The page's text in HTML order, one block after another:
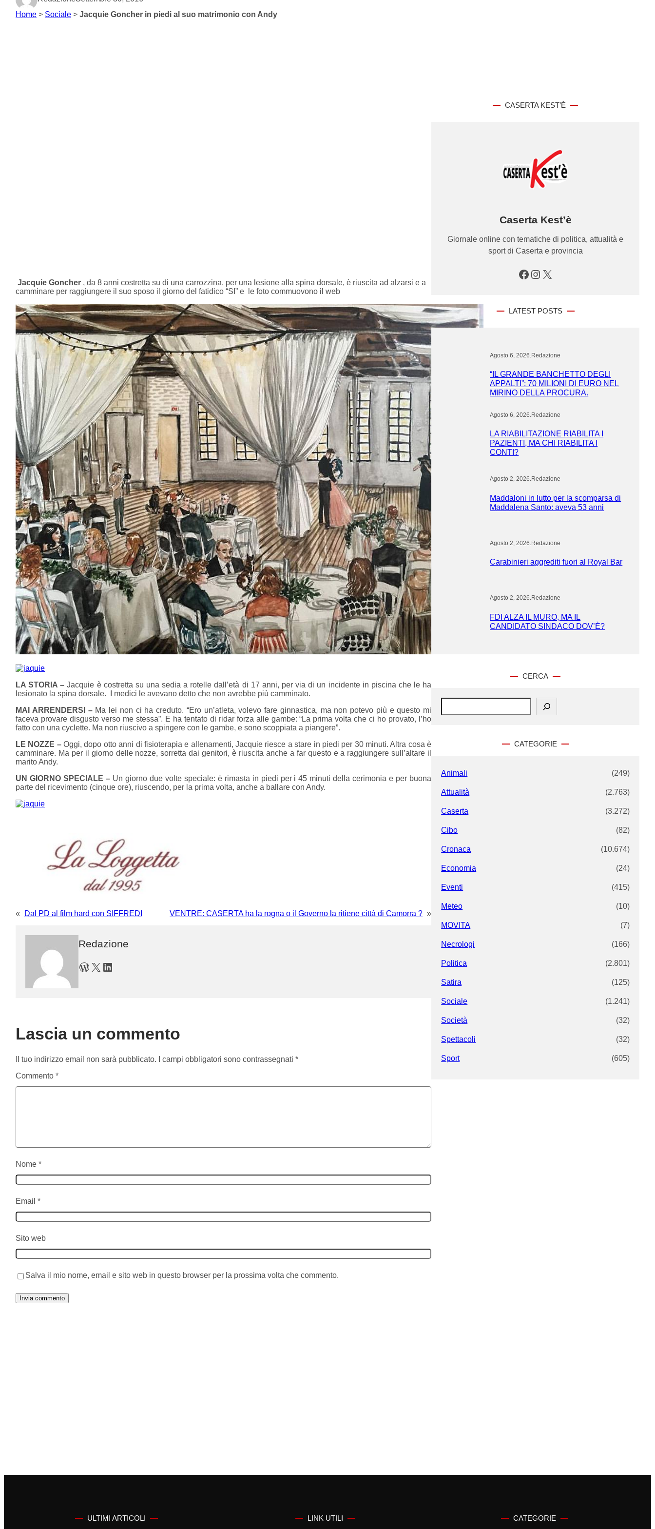
Home > Sociale > Jacquie Goncher in piedi al suo matrimonio con Andy
Jacquie Goncher , da 8 anni costretta su di una carrozzina, per una lesione alla spina dorsale, è riuscita ad alzarsi e a
camminare per raggiungere il suo sposo il giorno del fatidico “SI” e le foto commuovono il web
LA STORIA – Jacquie è costretta su una sedia a rotelle dall’età di 17 anni, per via di un incidente in piscina che le ha
lesionato la spina dorsale. I medici le avevano detto che non avrebbe più camminato.
MAI ARRENDERSI –Ma lei non ci ha creduto. “Ero un’atleta, volevo fare ginnastica, ma non potevo più e questo mi
faceva provare disgusto verso me stessa”. E ha tentato di ridar forza alle gambe: “La prima volta che ci ho provato, l’ho
fatto con una cyclette. Ma non riuscivo a spingere con le gambe, e sono scoppiata a piangere”.
LE NOZZE –Oggi, dopo otto anni di fisioterapia e allenamenti, Jacquie riesce a stare in piedi per 30 minuti. Altra cosa è
camminare. Ma per il giorno delle nozze, sorretta dai genitori, è riuscita anche a far questo e a raggiungere sull’altare il
marito Andy.
UN GIORNO SPECIALE –Un giorno due volte speciale: è rimasta in piedi per i 45 minuti della cerimonia e per buona
parte del ricevimento (cinque ore), riuscendo, per la prima volta, anche a ballare con Andy.
« Dal PD al film hard con SIFFREDI VENTRE: CASERTA ha la rogna o il Governo la ritiene città di Camorra ? »
Redazione
WordPress X LinkedIn
Lascia un commento
Il tuo indirizzo email non sarà pubblicato. I campi obbligatori sono contrassegnati *
Commento *
Nome *
Email *
Sito web
Salva il mio nome, email e sito web in questo browser per la prossima volta che commento.
CASERTA KEST’È
Caserta Kest’è
Giornale online con tematiche di politica, attualità e
sport di Caserta e provincia
Facebook Instagram X
LATEST POSTS
Agosto 6, 2026 Redazione
“IL GRANDE BANCHETTO DEGLI
APPALTI”: 70 MILIONI DI EURO NEL
MIRINO DELLA PROCURA.
Agosto 6, 2026 Redazione
LA RIABILITAZIONE RIABILITA I
PAZIENTI, MA CHI RIABILITA I
CONTI?
Agosto 2, 2026.Redazione
Maddaloni in lutto per la scomparsa di
Maddalena Santo: aveva 53 anni
Agosto 2, 2026 Redazione
Carabinieri aggrediti fuori al Royal Bar
Agosto 2, 2026.Redazione
FDI ALZA IL MURO, MA IL
CANDIDATO SINDACO DOV’È?
CERCA
S
CATEGORIE
Animali (249)
Attualità (2.763)
Caserta (3.272)
Cibo (82)
Cronaca (10.674)
Economia (24)
Eventi (415)
Meteo (10)
MOVITA (7)
Necrologi (166)
Politica (2.801)
Satira (125)
Sociale (1.241)
Società (32)
Spettacoli (32)
Sport (605)
ULTIMI ARTICOLI LINK UTILI CATEGORIE